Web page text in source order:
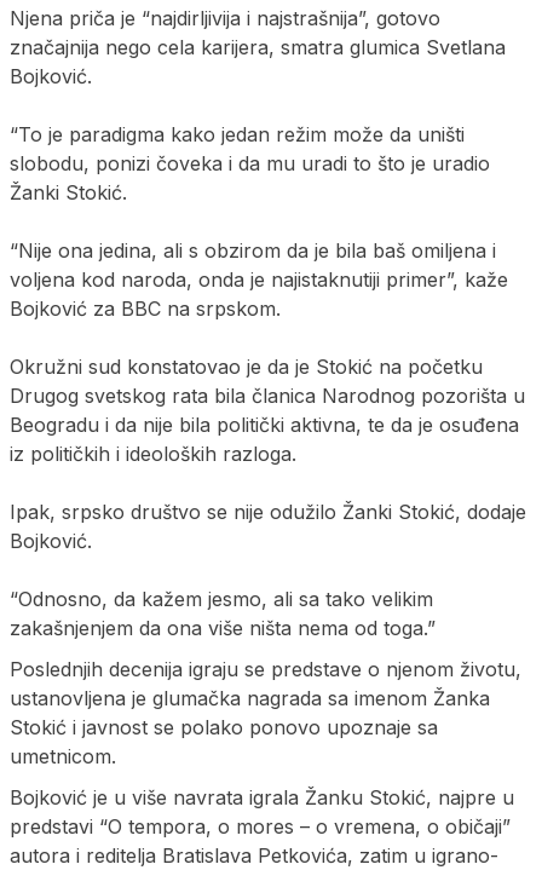
Njena priča je “najdirljivija i najstrašnija”, gotovo
značajnija nego cela karijera, smatra glumica Svetlana
Bojković.
“To je paradigma kako jedan režim može da uništi
slobodu, ponizi čoveka i da mu uradi to što je uradio
Žanki Stokić.
“Nije ona jedina, ali s obzirom da je bila baš omiljena i
voljena kod naroda, onda je najistaknutiji primer”, kaže
Bojković za BBC na srpskom.
Okružni sud konstatovao je da je Stokić na početku
Drugog svetskog rata bila članica Narodnog pozorišta u
Beogradu i da nije bila politički aktivna, te da je osuđena
iz političkih i ideoloških razloga.
Ipak, srpsko društvo se nije odužilo Žanki Stokić, dodaje
Bojković.
“Odnosno, da kažem jesmo, ali sa tako velikim
zakašnjenjem da ona više ništa nema od toga.”
Poslednjih decenija igraju se predstave o njenom životu,
ustanovljena je glumačka nagrada sa imenom Žanka
Stokić i javnost se polako ponovo upoznaje sa
umetnicom.
Bojković je u više navrata igrala Žanku Stokić, najpre u
predstavi “O tempora, o mores – o vremena, o običaji”
autora i reditelja Bratislava Petkovića, zatim u igrano-